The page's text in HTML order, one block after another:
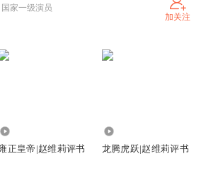
家一级演员
加关注
正皇帝|赵维莉评书 龙腾虎跃|赵维莉评书